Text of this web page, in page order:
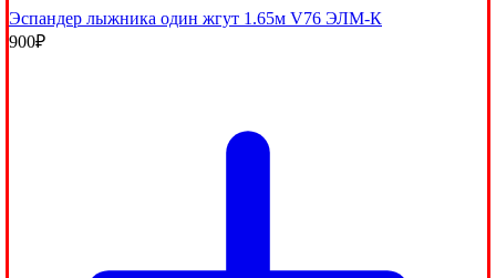
Эспандер лыжника один жгут 1.65м V76 ЭЛМ-К
900₽